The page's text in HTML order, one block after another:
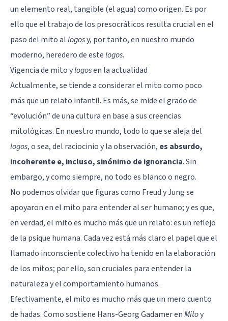
un elemento real, tangible (el agua) como origen. Es por
ello que el trabajo de los presocráticos resulta crucial en el
paso del mito allogosy, por tanto, en nuestro mundo
moderno, heredero de estelogos.
Vigencia de mito ylogosen la actualidad
Actualmente, se tiende a considerar el mito como poco
más que un relato infantil. Es más, se mide el grado de
“evolución” de una cultura en base a sus creencias
mitológicas. En nuestro mundo, todo lo que se aleja del
logos, o sea, del raciocinio y la observación, es absurdo,
incoherente e, incluso, sinónimo de ignorancia. Sin
embargo, y como siempre, no todo es blanco o negro.
No podemos olvidar que figuras como Freud y Jung se
apoyaron en el mito para entender al ser humano; y es que,
en verdad, el mito es mucho más que un relato: es un reflejo
de la psique humana. Cada vez está más claro el papel que el
llamado inconsciente colectivo ha tenido en la elaboración
de los mitos; por ello, son cruciales para entender la
naturaleza y el comportamiento humanos.
Efectivamente, el mito es mucho más que un mero cuento
de hadas. Como sostiene Hans-Georg Gadamer enMitoy